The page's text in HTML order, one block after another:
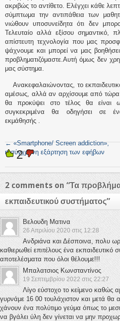
ακριβώς το αντίθετο. Ελέγχει κάθε
σύμπτωμα την αντιπάθεια των
νιώθουν υποσυνείδητα ότι δεν
Τελευταίο αλλά εξίσου σημαντικό,
απίστευτη τεχνολογία που μας
ψάχνουμε και μπορεί να μας
προβληματιζόμαστε.Αυτή όμως δεν
μας σύστημα.
Ανακεφαλαιώνοντας, το
αμέσως, αλλά αν αρχίσουμε από
θα προκύψει στο τέλος θα είναι
συγκεκριμένα θα οδηγήσει σε
εκμάθησής .
←«Smartphone/ Screen addiction»,
η σύγχρονη εξάρτηση των εφήβων
2
2 comments on “Τα
εκπαιδευτικού συστήματος”
Βελουδη Ματινα
26 Απριλίου 2020 στις 12:28
Ανδριάνα και Δέσποινα, πολυ
καθιερωθεί επιτέλους ένα εκπαιδευτικό
αποτελέσματα που όλοι θέλουμε!!!
Μπαλατσιος Κωνσταντίνος
19 Σεπτεμβρίου 2022 στις 22:27
Λίγο εύστοχο το κείμενο καθώς
γυρνάμε 16 00 τουλάχιστον και μετά θα
χάνουν ένα πολύτιμο γεύμα όπως το
να βγάλει ύλη δεν γίνεται να μην